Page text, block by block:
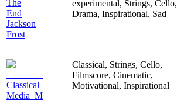
The
End
Jackson
Frost
experimental, Strings, Cello,
Drama, Inspirational, Sad
Classical
Media_M
Classical, Strings, Cello,
Filmscore, Cinematic,
Motivational, Inspirational